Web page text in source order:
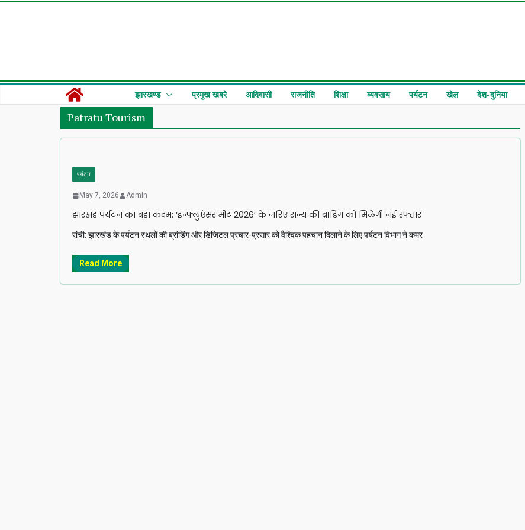
झारखण्ड प्रमुख खबरे आदिवासी राजनीति शिक्षा व्यवसाय पर्यटन खेल देश-दुनिया
Patratu Tourism
पर्यटन
May 7, 2026 Admin
झारखंड पर्यटन का बड़ा कदम: ‘इन्फ्लुएंसर मीट 2026’ के जरिए राज्य की ब्रांडिंग को मिलेगी नई रफ्तार
रांची: झारखंड के पर्यटन स्थलों की ब्रांडिंग और डिजिटल प्रचार-प्रसार को वैश्विक पहचान दिलाने के लिए पर्यटन विभाग ने कमर
Read More